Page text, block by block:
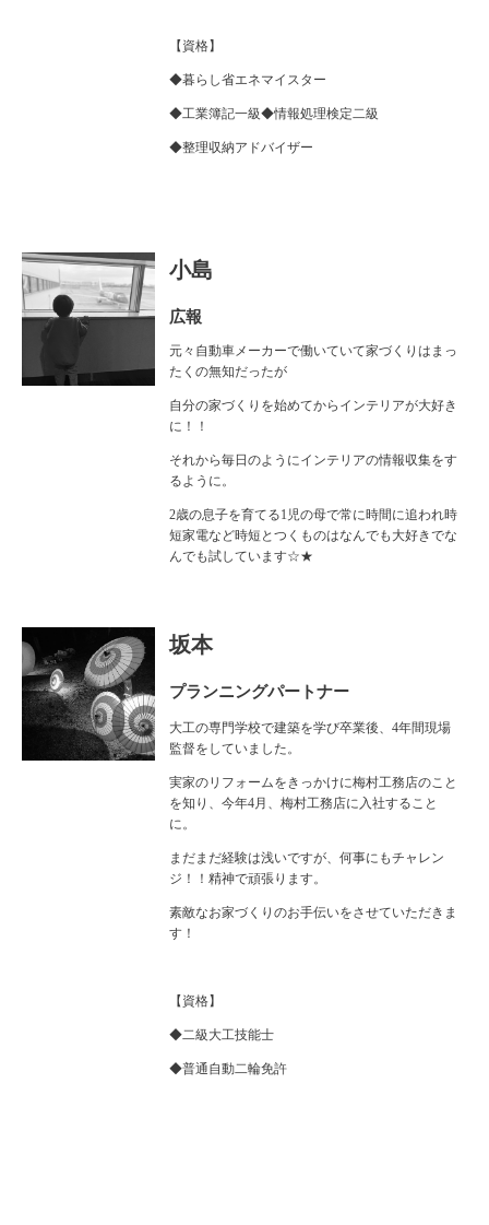
【資格】
◆暮らし省エネマイスター
◆工業簿記一級◆情報処理検定二級
◆整理収納アドバイザー
小島
広報
元々自動車メーカーで働いていて家づくりはまっ
たくの無知だったが
自分の家づくりを始めてからインテリアが大好き
に！！
それから毎日のようにインテリアの情報収集をす
るように。
2歳の息子を育てる1児の母で常に時間に追われ時
短家電など時短とつくものはなんでも大好きでな
んでも試しています☆★
坂本
プランニングパートナー
大工の専門学校で建築を学び卒業後、4年間現場
監督をしていました。
実家のリフォームをきっかけに梅村工務店のこと
を知り、今年4月、梅村工務店に入社すること
に。
まだまだ経験は浅いですが、何事にもチャレン
ジ！！精神で頑張ります。
素敵なお家づくりのお手伝いをさせていただきま
す！
【資格】
◆二級大工技能士
◆普通自動二輪免許